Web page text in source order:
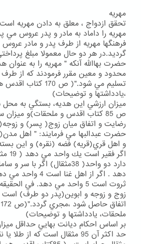
مهريه
تحقق ازدواج ، معلق به دادن مهريه
مهريه را داماد به مادر و پدر عروس مي
فرهنگها مهريه از طرف پدر و مادر
گرديد.در هر دو حال معمولا مبلغ
حضرت بهاالله آنكه " مهريه را به عنوان
محدود و معين مقرر فرمودند كه از
تسليم مي شود."( ص 170
،يادداشتها و توضيحات)
ميزان ارزشي اين هديه، بستگي به
ص 85 كتاب اقدس و ملحقات)و ميزان
رضايت و اتفاق ميان زوج( پسر) و
حضرت عبدالبها مي فرمايند: " اهل
و اهل قري(قريه) فضه (نقره) و اين
اگر
دارد دو واحد( 38مثقال) اگر
دهد . اگر از اهل غنا
ثروت است 5 واحد مي دهد. في
زوج و زوجه و ابوين(پدر دو طرف) است
ملحقات، يادداشتها و توضيحات)